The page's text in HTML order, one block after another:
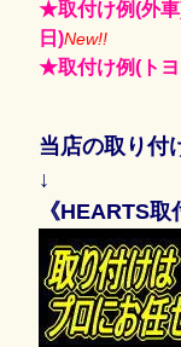
★取付け例(外
日)New!!
★取付け例(ト
当店の取り付
↓
《HEARTS